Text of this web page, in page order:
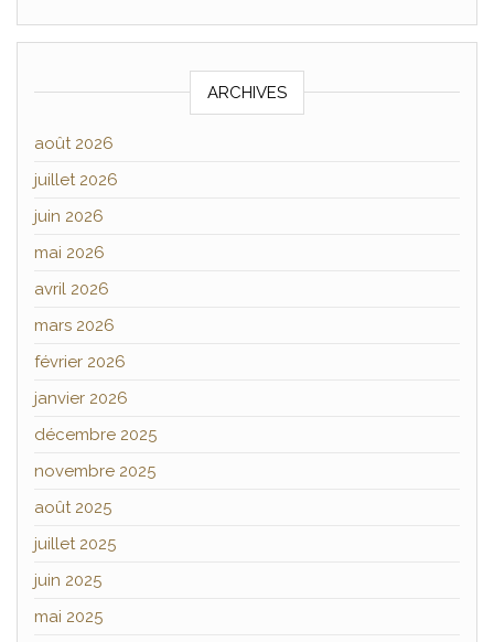
ARCHIVES
août 2026
juillet 2026
juin 2026
mai 2026
avril 2026
mars 2026
février 2026
janvier 2026
décembre 2025
novembre 2025
août 2025
juillet 2025
juin 2025
mai 2025